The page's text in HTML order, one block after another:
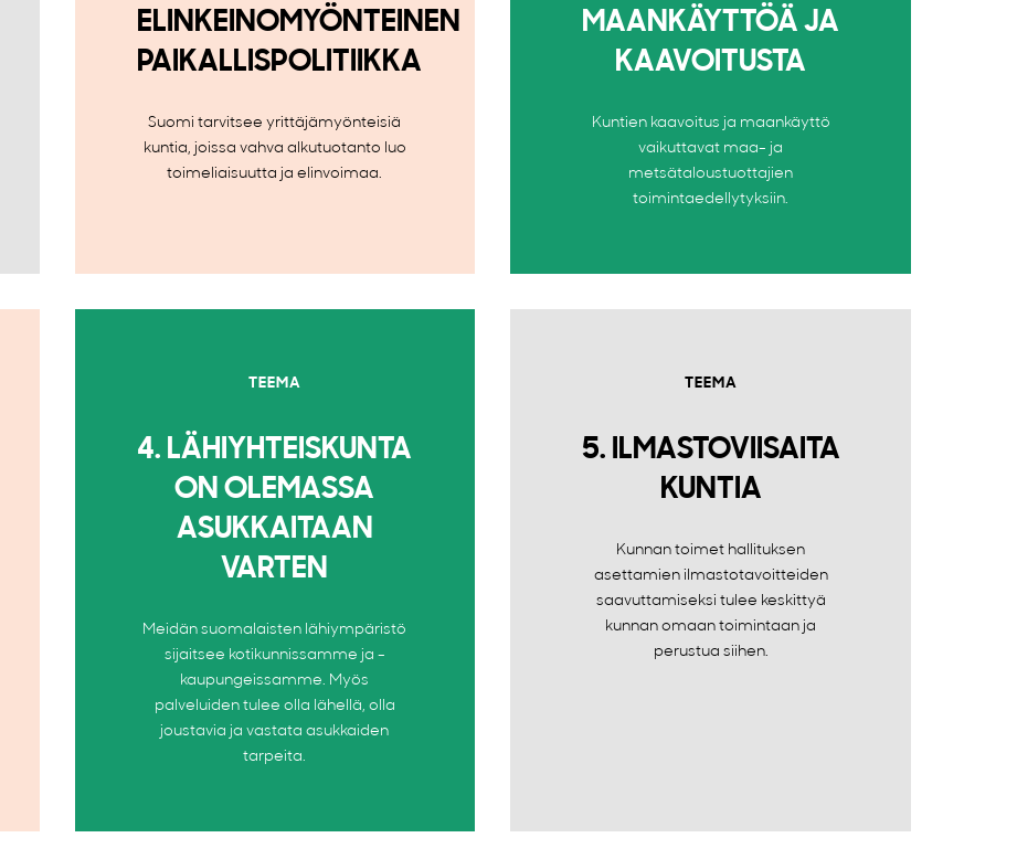
ELINKEINOMYÖNTEINEN
PAIKALLISPOLITIIKKA
Suomi tarvitsee yrittäjämyönteisiä
kuntia, joissa vahva alkutuotanto luo
toimeliaisuutta ja elinvoimaa.
MAANKÄYTTÖÄ JA
KAAVOITUSTA
Kuntien kaavoitus ja maankäyttö
vaikuttavat maa- ja
metsätaloustuottajien
toimintaedellytyksiin.
TEEMA
4. LÄHIYHTEISKUNTA
ON OLEMASSA
ASUKKAITAAN
VARTEN
Meidän suomalaisten lähiympäristö
sijaitsee kotikunnissamme ja -
kaupungeissamme. Myös
palveluiden tulee olla lähellä, olla
joustavia ja vastata asukkaiden
tarpeita.
TEEMA
5. ILMASTOVIISAITA
KUNTIA
Kunnan toimet hallituksen
asettamien ilmastotavoitteiden
saavuttamiseksi tulee keskittyä
kunnan omaan toimintaan ja
perustua siihen.